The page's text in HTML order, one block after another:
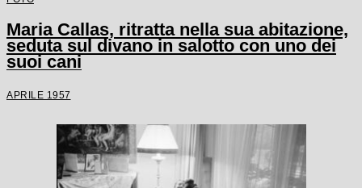
Maria Callas, ritratta nella sua abitazione,
seduta sul divano in salotto con uno dei
suoi cani
APRILE 1957